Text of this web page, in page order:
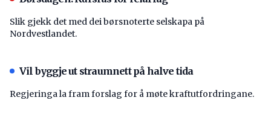
Slik gjekk det med dei børsnoterte selskapa på
Nordvestlandet.
Vil byggje ut straumnett på halve tida
Regjeringa la fram forslag for å møte kraftutfordringane.